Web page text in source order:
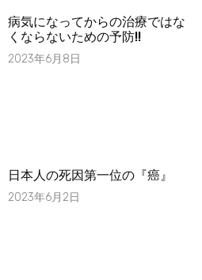
病気になってからの治療ではな
くならないための予防!!
2023年6月8日
日本人の死因第一位の『癌』
2023年6月2日